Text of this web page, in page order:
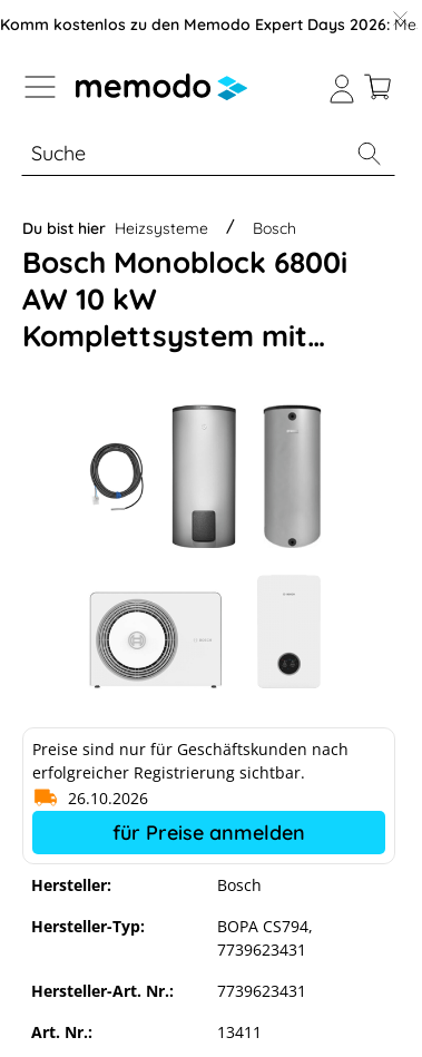
der B2B-Plattform springen
Komm kostenlos zu den Memodo Expert Days 2026:
% Sale Module Wechselrichter
Du bist hier Heizsysteme Bosch
Bosch Monoblock 6800i
AW 10 kW
Komplettsystem mit
Warmwasser- und
Pufferspeicher
Hersteller:
Bosch
Hersteller-Typ:
BOPA CS794,
7739623431
Hersteller-Art. Nr.:
7739623431
Art. Nr.:
13411
Preise sind nur für Geschäftskunden nach
erfolgreicher Registrierung sichtbar.
26.10.2026
für Preise anmelden